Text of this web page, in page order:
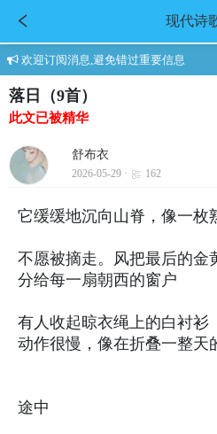
现代诗
欢迎订阅消息,避免错过重要信息
落日（9首）
此文已被精华
舒布衣
2026-05-29 · 162
它缓缓地沉向山脊，像一枚
不愿被摘走。风把最后的金
分给每一扇朝西的窗户
有人收起晾衣绳上的白衬衫
动作很慢，像在折叠一整天
途中